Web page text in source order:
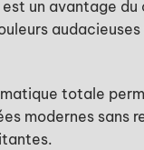
un avantage du
totale
modernes sans